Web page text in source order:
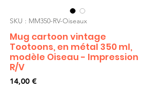
SKU : MM350-RV-Oiseaux
Mug cartoon vintage
Tootoons, en métal 350 ml,
modèle Oiseau - Impression
R/V
14,00 €Prix